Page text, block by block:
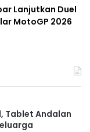
Lanjutkan Duel
MotoGP 2026
Tablet Andalan